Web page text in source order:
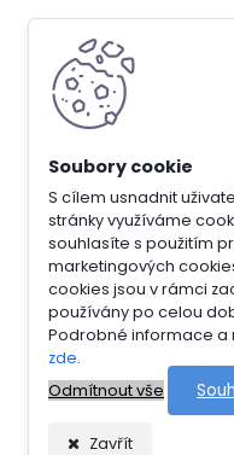
S cílem usnadnit
stránky využíváme
souhlasíte s použitím
marketingových
cookies jsou v rámci
používány po celou
Podrobné informace a
zde.
Odmítnout vše
Zavřít